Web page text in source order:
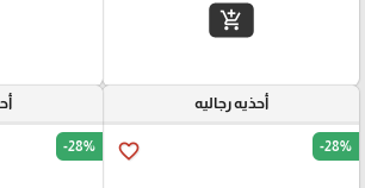
add_shopping_cart
أحذيه رجاليه
favorite_border -28%
-28%